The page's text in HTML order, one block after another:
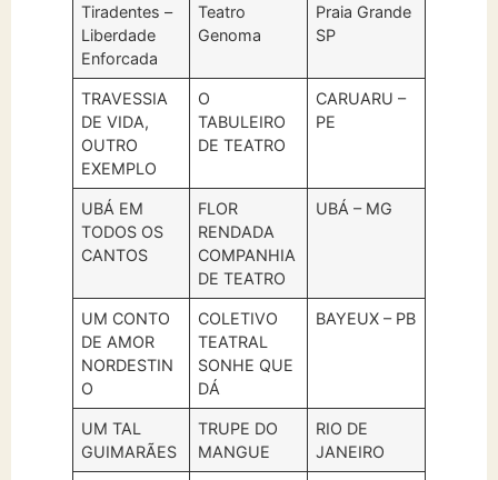
Tiradentes –
Liberdade
Enforcada
Teatro
Genoma
Praia Grande
SP
TRAVESSIA
DE VIDA,
OUTRO
EXEMPLO
O
TABULEIRO
DE TEATRO
CARUARU –
PE
UBÁ EM
TODOS OS
CANTOS
FLOR
RENDADA
COMPANHIA
DE TEATRO
UBÁ – MG
UM CONTO
DE AMOR
NORDESTIN
O
COLETIVO
TEATRAL
SONHE QUE
DÁ
BAYEUX – PB
UM TAL
GUIMARÃES
TRUPE DO
MANGUE
RIO DE
JANEIRO